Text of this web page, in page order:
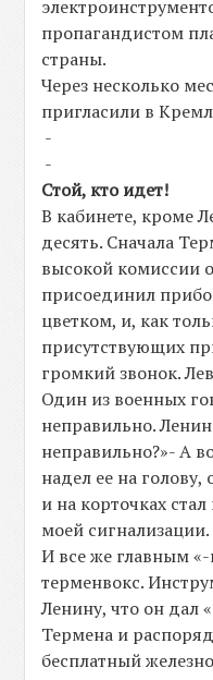
пропагандистом
страны.
Через несколько
пригласили в
-
-
Стой, кто идет!
В кабинете, кроме
десять. Сначала
высокой комиссии
присоединил
цветком, и, как
присутствующих
громкий звонок.
Один из военных
неправильно.
неправильно?»- А
надел ее на
и на корточках
моей
И все же главным
терменвокс.
Ленину, что он дал
Термена и
бесплатный